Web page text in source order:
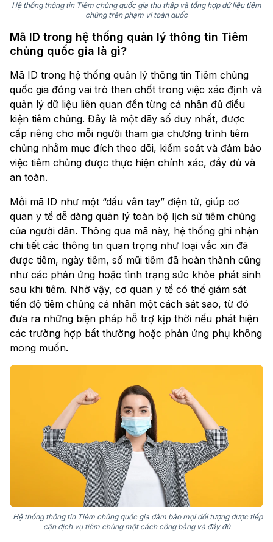
Hệ thống thông tin Tiêm chủng quốc gia thu thập và tổng hợp dữ liệu tiêm
chủng trên phạm vi toàn quốc
Mã ID trong hệ thống quản lý thông tin Tiêm
chủng quốc gia là gì?
Mã ID trong hệ thống quản lý thông tin Tiêm chủng
quốc gia đóng vai trò then chốt trong việc xác định và
quản lý dữ liệu liên quan đến từng cá nhân đủ điều
kiện tiêm chủng. Đây là một dãy số duy nhất, được
cấp riêng cho mỗi người tham gia chương trình tiêm
chủng nhằm mục đích theo dõi, kiểm soát và đảm bảo
việc tiêm chủng được thực hiện chính xác, đầy đủ và
an toàn.
Mỗi mã ID như một “dấu vân tay” điện tử, giúp cơ
quan y tế dễ dàng quản lý toàn bộ lịch sử tiêm chủng
của người dân. Thông qua mã này, hệ thống ghi nhận
chi tiết các thông tin quan trọng như loại vắc xin đã
được tiêm, ngày tiêm, số mũi tiêm đã hoàn thành cũng
như các phản ứng hoặc tình trạng sức khỏe phát sinh
sau khi tiêm. Nhờ vậy, cơ quan y tế có thể giám sát
tiến độ tiêm chủng cá nhân một cách sát sao, từ đó
đưa ra những biện pháp hỗ trợ kịp thời nếu phát hiện
các trường hợp bất thường hoặc phản ứng phụ không
mong muốn.
Hệ thống thông tin Tiêm chủng quốc gia đảm bảo mọi đối tượng được tiếp
cận dịch vụ tiêm chủng một cách công bằng và đầy đủ